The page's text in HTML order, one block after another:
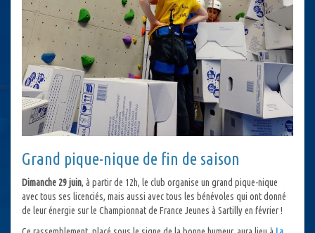
Grand pique-nique de fin de saison
Dimanche 29 juin, à partir de 12h, le club organise un grand pique-nique
avec tous ses licenciés, mais aussi avec tous les bénévoles qui ont donné
de leur énergie sur le Championnat de France Jeunes à Sartilly en février !